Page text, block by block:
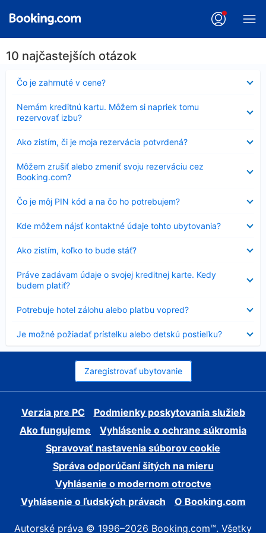
10 najčastejších otázok
Čo je zahrnuté v cene?
Nezobrazuje
sa
Nemám kreditnú kartu. Môžem si napriek tomu
rezervovať izbu?
sa
Ako zistím, či je moja rezervácia potvrdená?
sa
Môžem zrušiť alebo zmeniť svoju rezerváciu cez
Booking.com?
sa
Čo je môj PIN kód a na čo ho potrebujem?
Nezobrazuje
sa
Kde môžem nájsť kontaktné údaje tohto ubytovania?
sa
Ako zistím, koľko to bude stáť?
sa
Práve zadávam údaje o svojej kreditnej karte. Kedy
budem platiť?
sa
Potrebuje hotel zálohu alebo platbu vopred?
sa
Je možné požiadať prístelku alebo detskú postieľku?
sa
Zaregistrovať ubytovanie
Verzia pre PC
Podmienky poskytovania služieb
Ako fungujeme
Vyhlásenie o ochrane súkromia
Spravovať nastavenia súborov cookie
Správa odporúčaní šitých na mieru
Vyhlásenie o modernom otroctve
Vyhlásenie o ľudských právach
O Booking.com
Autorské práva © 1996–2026 Booking.com™. Všetky